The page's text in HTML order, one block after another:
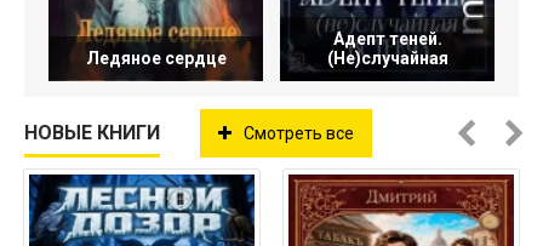
Ледяное сердце
Адепт теней.
(Не)случайная
НОВЫЕ КНИГИ Смотреть все